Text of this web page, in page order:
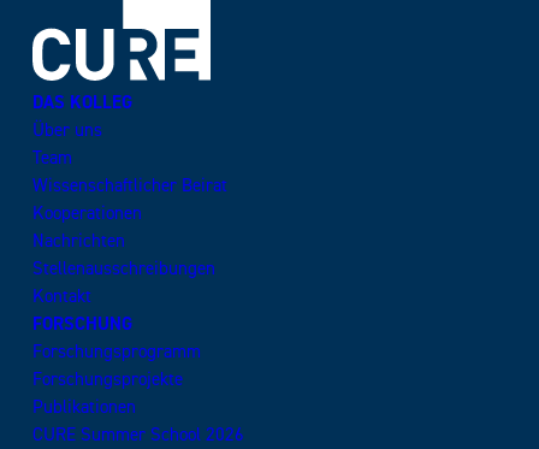
DAS KOLLEG
Über uns
Team
Wissenschaftlicher Beirat
Kooperationen
Nachrichten
Stellenausschreibungen
Kontakt
FORSCHUNG
Forschungsprogramm
Forschungsprojekte
Publikationen
CURE Summer School 2026